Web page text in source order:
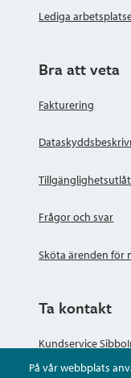
På vår webbplats
Lediga
Bra att veta
Fakturering
Frågor och svar
Sköta ärenden för
Ta kontakt
Kundservice